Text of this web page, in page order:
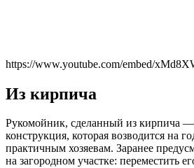
https://www.youtube.com/embed/
Из кирпича
Рукомойник, сделанный из кирпича
конструкция, которая возводится на
практичным хозяевам. Заранее
на загородном участке: переместить